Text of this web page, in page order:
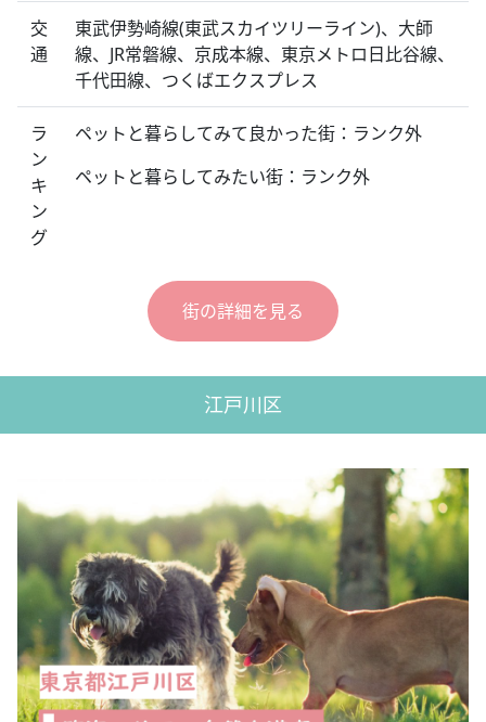
交
通
東武伊勢崎線(東武スカイツリーライン)、大師
線、JR常磐線、京成本線、東京メトロ日比谷線、
千代田線、つくばエクスプレス
ラ
ン
キ
ン
グ
ペットと暮らしてみて良かった街：ランク外
ペットと暮らしてみたい街：ランク外
街の詳細を見る
江戸川区